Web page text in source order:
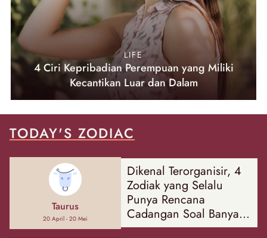
LIFE
4 Ciri Kepribadian Perempuan yang Miliki
Kecantikan Luar dan Dalam
TODAY'S ZODIAC
Taurus
20 April - 20 Mei
Dikenal Terorganisir, 4
Zodiak yang Selalu
Punya Rencana
Cadangan Soal Banyak
Hal